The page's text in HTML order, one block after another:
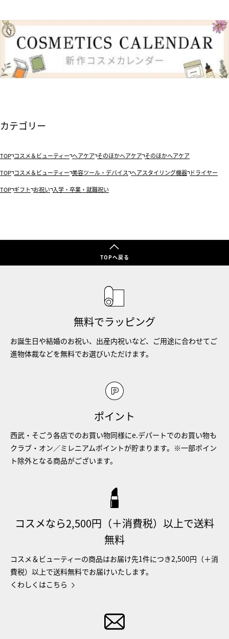
カテゴリー
TOP コスメ＆ビューティー ヘアケア そのほかヘアケア そのほかヘアケア
TOP コスメ＆ビューティー 美容ツール・デバイス ヘアスタイリング機器 ドライヤー
TOP ギフト お祝い 入学・卒業・就職祝い
TOPへ戻る
無料でラッピング
お誕生日や結婚のお祝い、出産内祝いなど、ご用途に合わせてご
進物体裁などを無料でお選びいただけます。
ポイント
西武・そごう各店でのお買い物同様にe.デパートでのお買い物も
クラブ・オン／ミレニアムポイントが貯まります。※一部ポイン
ト除外となる商品がございます。
コスメなら2,500円（＋消費税）以上で送料
無料
コスメ＆ビューティーの商品はお届け先1件につき2,500円（＋消
費税）以上で送料無料でお届けいたします。
くわしくはこちら